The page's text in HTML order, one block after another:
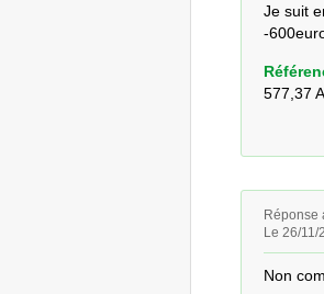
Je suit
-
577,37
Réponse
Le 26/
Non